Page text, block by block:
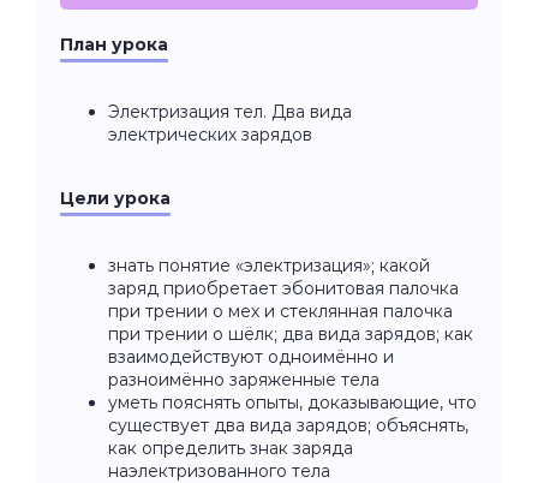
План урока
Электризация тел. Два вида
электрических зарядов
Цели урока
знать понятие «электризация»; какой
заряд приобретает эбонитовая палочка
при трении о мех и стеклянная палочка
при трении о шёлк; два вида зарядов; как
взаимодействуют одноимённо и
разноимённо заряженные тела
уметь пояснять опыты, доказывающие, что
существует два вида зарядов; объяснять,
как определить знак заряда
наэлектризованного тела